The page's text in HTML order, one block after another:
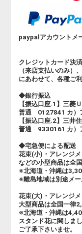
paypalアカウントメ
クレジットカード決
（来店支払いのみ）
にあわせて、各種ご
◆銀行振込
【振込口座.1】三菱
普通 0127841 カ）
【振込口座.2】三井
普通 9330161 カ）
◆宅急便による配送
花束(小)・アレンジ
などの小型商品は全
※北海道・沖縄は
※離島地域は別途メー
花束(大)・アレンジ
大型商品は全国一律
※北海道・沖縄は
スタンド花に関しま
ご了承下さいませ。